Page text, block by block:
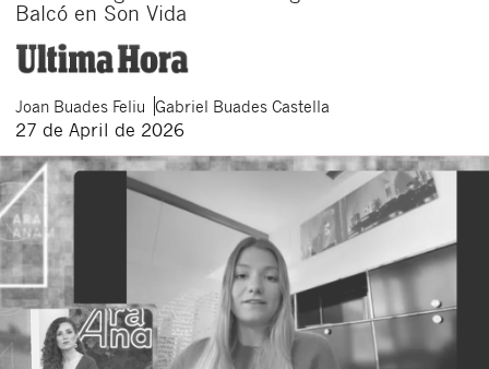
Balcó en Son Vida
Joan Buades Feliu Gabriel Buades Castella
27 de April de 2026